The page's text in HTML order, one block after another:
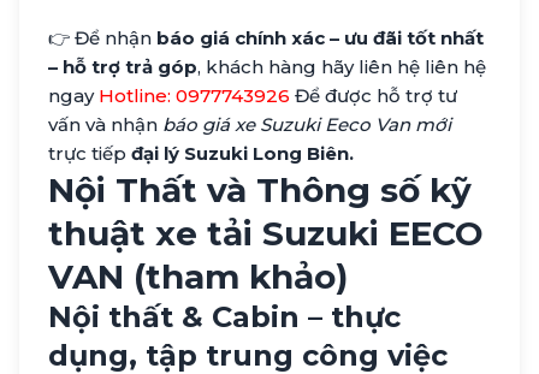
👉 Để nhận báo giá chính xác – ưu đãi tốt nhất
– hỗ trợ trả góp, khách hàng hãy liên hệ liên hệ
ngay Hotline: 0977743926 Để được hỗ trợ tư
vấn và nhận báo giá xe Suzuki Eeco Van mới
trực tiếp đại lý Suzuki Long Biên.
Nội Thất và Thông số kỹ
thuật xe tải Suzuki EECO
VAN (tham khảo)
Nội thất & Cabin – thực
dụng, tập trung công việc